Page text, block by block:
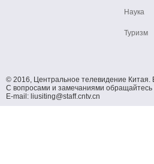
Наука
Туризм
© 2016, Центральное телевидение
С вопросами и замечаниями обращайтесь
E-mail: liusiting@staff.cntv.cn